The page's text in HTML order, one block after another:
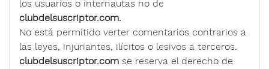
los usuarios o internautas no de
clubdelsuscriptor.com.
No está permitido verter comentarios contrarios a
las leyes, injuriantes, ilícitos o lesivos a terceros.
clubdelsuscriptor.com se reserva el derecho de